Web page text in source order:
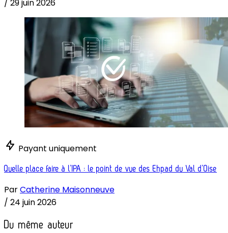
/ 29 juin 2026
Payant uniquement
Quelle place faire à l’IPA : le point de vue des Ehpad du Val d’Oise
ParCatherine Maisonneuve
/ 24 juin 2026
Du même auteur